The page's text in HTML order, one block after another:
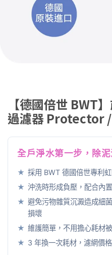
【德國倍世 BWT
過濾器 Protector /
全戶淨水第一步，除
★ 採用 BWT 德國倍世專利
★ 沖洗時形成負壓，配合內
★ 避免污物雜質沉澱造成細
損壞
★ 維護簡單，不用擔心耗材
★ 3 年換一次耗材，濾網價